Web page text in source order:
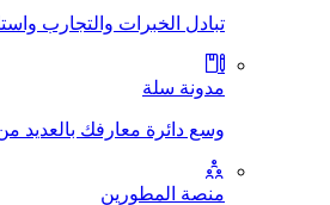
تبادل الخبرات والتجارب
مدونة سلة
وسع دائرة معارفك بالعديد
منصة المطورين